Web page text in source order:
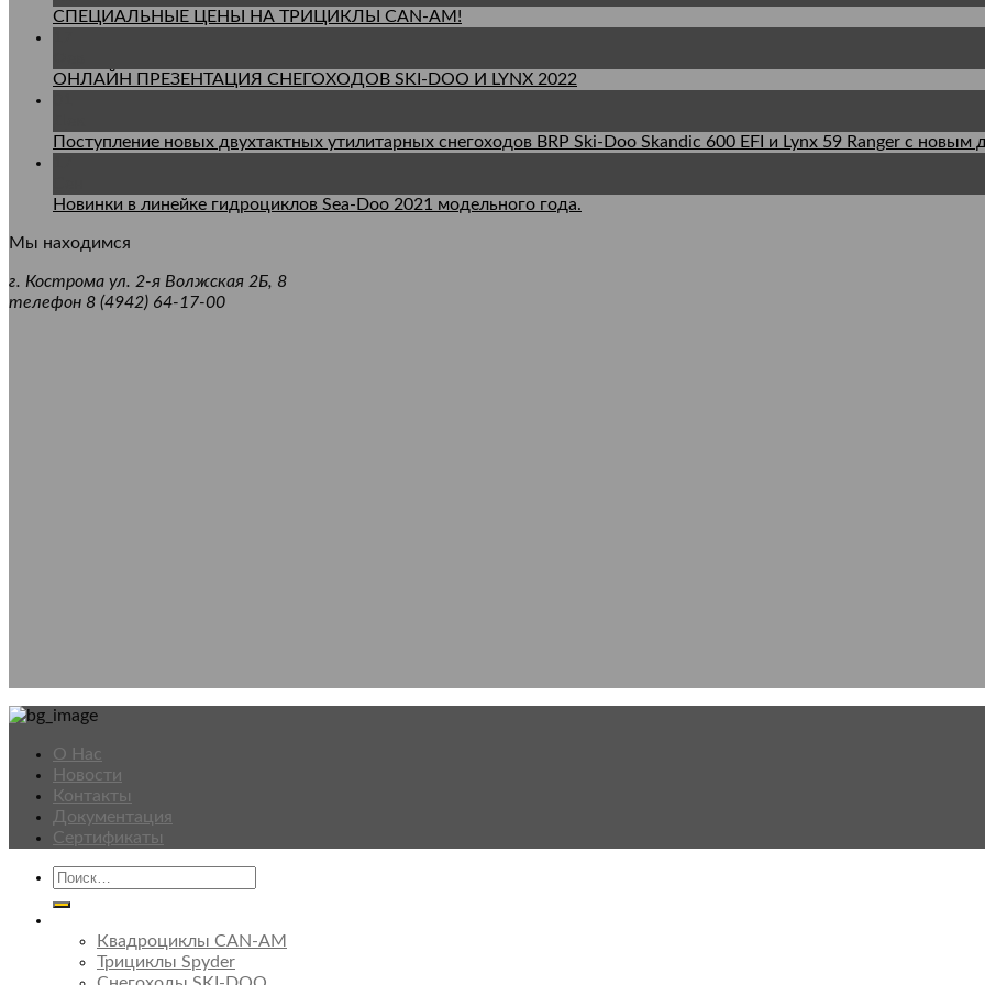
СПЕЦИАЛЬНЫЕ ЦЕНЫ НА ТРИЦИКЛЫ CAN-AM!
ОНЛАЙН ПРЕЗЕНТАЦИЯ СНЕГОХОДОВ SKI-DOO И LYNX 2022
Поступление новых двухтактных утилитарных снегоходов BRP Ski-Doo Skandic 600 EFI и Lynx 59 Ranger с новым
Новинки в линейке гидроциклов Sea-Doo 2021 модельного года.
Мы находимся
г. Кострома ул. 2-я Волжская 2Б, 8
телефон 8 (4942) 64-17-00
О Нас
Новости
Контакты
Документация
Сертификаты
Квадроциклы CAN-AM
Трициклы Spyder